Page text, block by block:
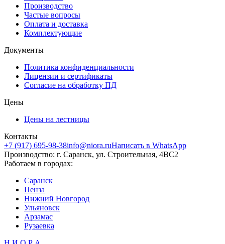
Производство
Частые вопросы
Оплата и доставка
Комплектующие
Документы
Политика конфиденциальности
Лицензии и сертификаты
Согласие на обработку ПД
Цены
Цены на лестницы
Контакты
+7 (917) 695-98-38info@niora.ruНаписать в WhatsApp
Производство: г. Саранск, ул. Строительная, 4ВС2
Работаем в городах:
Саранск
Пенза
Нижний Новгород
Ульяновск
Арзамас
Рузаевка